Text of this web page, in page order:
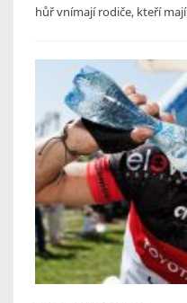
hůř vnímají rodiče, kteří